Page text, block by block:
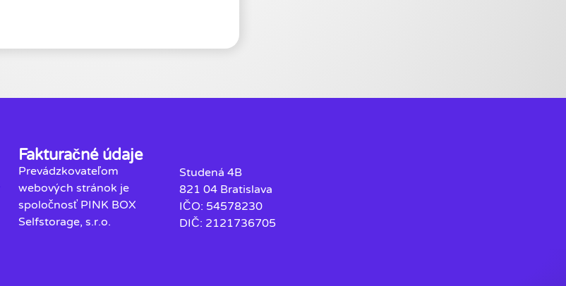
Fakturačné údaje
Prevádzkovateľom
webových stránok je
spoločnosť PINK BOX
Selfstorage, s.r.o.
Studená 4B
821 04 Bratislava
IČO: 54578230
DIČ: 2121736705